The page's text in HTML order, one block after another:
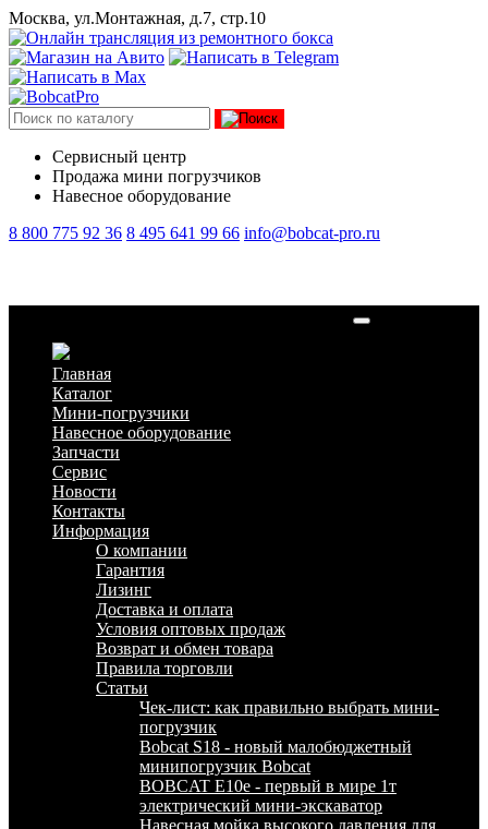
Москва, ул.Монтажная, д.7, стр.10
Сервисный центр
Продажа мини погрузчиков
Навесное оборудование
8 800 775 92 36 8 495 641 99 66 info@bobcat-pro.ru
Главная
Каталог
Мини-погрузчики
Навесное оборудование
Запчасти
Сервис
Новости
Контакты
Информация
О компании
Гарантия
Лизинг
Доставка и оплата
Условия оптовых продаж
Возврат и обмен товара
Правила торговли
Статьи
Чек-лист: как правильно выбрать мини-
погрузчик
Bobcat S18 - новый малобюджетный
минипогрузчик Bobcat
BOBCAT E10e - первый в мире 1т
электрический мини-экскаватор
Навесная мойка высокого давления для